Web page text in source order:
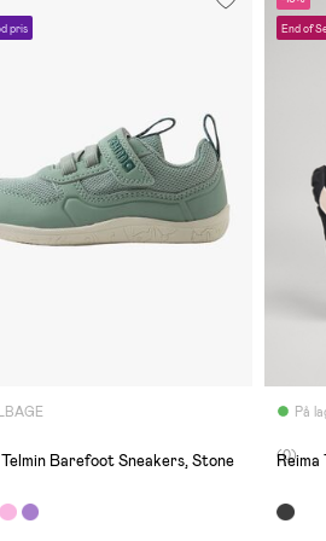
pris
Barefoot Sneakers, Stone
End of
På
(0)
Reima